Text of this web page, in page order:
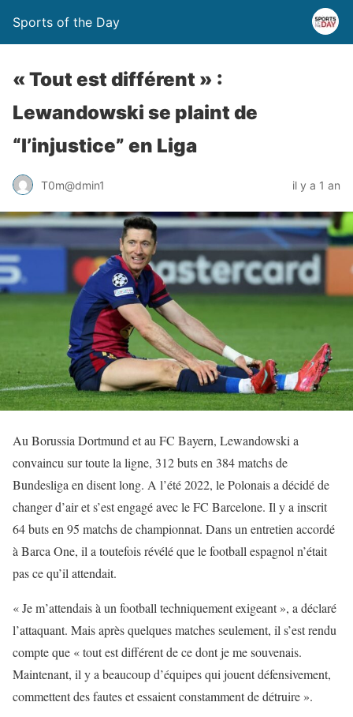
Sports of the Day
« Tout est différent » :
Lewandowski se plaint de
“l’injustice” en Liga
T0m@dmin1 il y a 1 an
Au Borussia Dortmund et au FC Bayern, Lewandowski a
convaincu sur toute la ligne, 312 buts en 384 matchs de
Bundesliga en disent long. A l’été 2022, le Polonais a décidé de
changer d’air et s’est engagé avec le FC Barcelone. Il y a inscrit
64 buts en 95 matchs de championnat. Dans un entretien accordé
à Barca One, il a toutefois révélé que le football espagnol n’était
pas ce qu’il attendait.
« Je m’attendais à un football techniquement exigeant », a déclaré
l’attaquant. Mais après quelques matches seulement, il s’est rendu
compte que « tout est différent de ce dont je me souvenais.
Maintenant, il y a beaucoup d’équipes qui jouent défensivement,
commettent des fautes et essaient constamment de détruire ».